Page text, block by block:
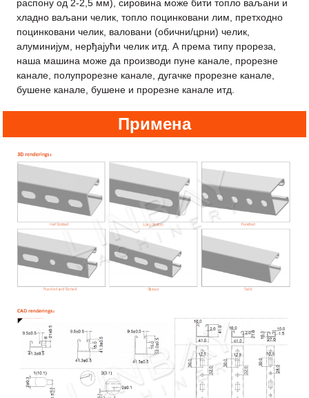
распону од 2-2,5 мм), сировина може бити топло ваљани и
хладно ваљани челик, топло поцинковани лим, претходно
поцинковани челик, валовани (обични/црни) челик,
алуминијум, нерђајући челик итд. А према типу прореза,
наша машина може да производи пуне канале, прорезне
канале, полупрорезне канале, дугачке прорезне канале,
бушене канале, бушене и прорезне канале итд.
Примена